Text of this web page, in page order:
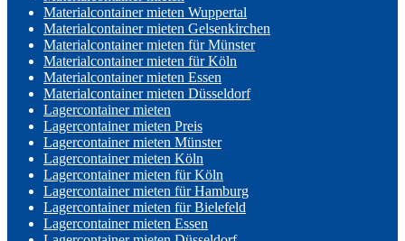
Materialcontainer mieten Wuppertal
Materialcontainer mieten Gelsenkirchen
Materialcontainer mieten für Münster
Materialcontainer mieten für Köln
Materialcontainer mieten Essen
Materialcontainer mieten Düsseldorf
Lagercontainer mieten
Lagercontainer mieten Preis
Lagercontainer mieten Münster
Lagercontainer mieten Köln
Lagercontainer mieten für Köln
Lagercontainer mieten für Hamburg
Lagercontainer mieten für Bielefeld
Lagercontainer mieten Essen